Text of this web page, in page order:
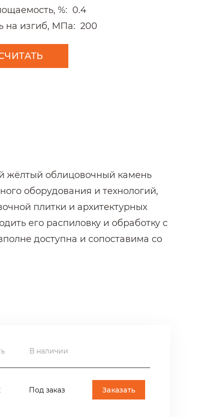
%: 0.4
на изгиб, МПа: 200
жёлтый облицовочный камень
оборудования и технологий,
плитки и архитектурных
его распиловку и обработку с
доступна и сопоставима со
гранит Жельтау-2 в
ТЦ "Семёновский" и на ряде
В наличии
Под заказ Заказать